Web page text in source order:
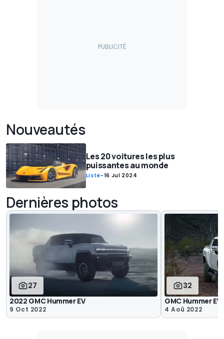
Nouveautés
Les 20 voitures les plus
puissantes au monde
Liste-16 Jul 2024
Dernières photos
27
2022 GMC Hummer EV
9 Oct 2022
32
GMC Hummer EV
4 Aoû 2022